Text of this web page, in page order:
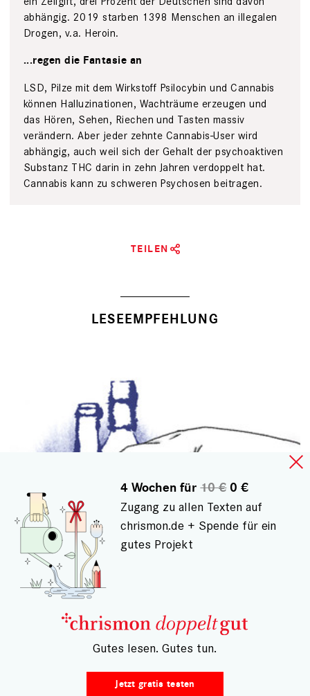
abhängig. 2019 starben 1398 Menschen an illegalen
Drogen, v.a. Heroin.
...regen die Fantasie an
LSD, Pilze mit dem Wirkstoff Psilocybin und Cannabis
können Halluzinationen, Wachträume erzeugen und
das Hören, Sehen, Riechen und Tasten massiv
verändern. Aber jeder zehnte Cannabis-User wird
abhängig, auch weil sich der Gehalt der psychoaktiven
Substanz THC darin in zehn Jahren verdoppelt hat.
Cannabis kann zu schweren Psychosen beitragen.
TEILEN
LESEEMPFEHLUNG
"Ich hab’ das unter Kontrolle!"
gebraucht: Alkoholsucht beginnt schleichend.
4 Wochen für10 €0 €
Zugang zu allen Texten auf
chrismon.de + Spende für ein
gutes Projekt
– Gutes lesen. Gutes tun.
Jetzt gratis testen